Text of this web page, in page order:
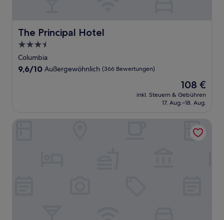
The Principal Hotel
The Principal Hotel
3.5-
Sterne-
Unterkunft
Columbia
9.6
9,6/10 Außergewöhnlich (366 Bewertungen)
Der
Preis
beträgt
108 €
inkl. Steuern & Gebühren
17. Aug.–18. Aug.